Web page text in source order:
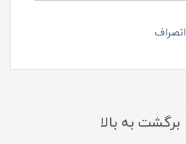
انصراف
برگشت به بالا